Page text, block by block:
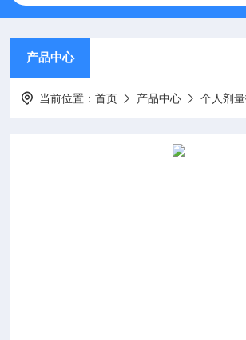
产品中心
当前位置：首页 产品中心 个人剂